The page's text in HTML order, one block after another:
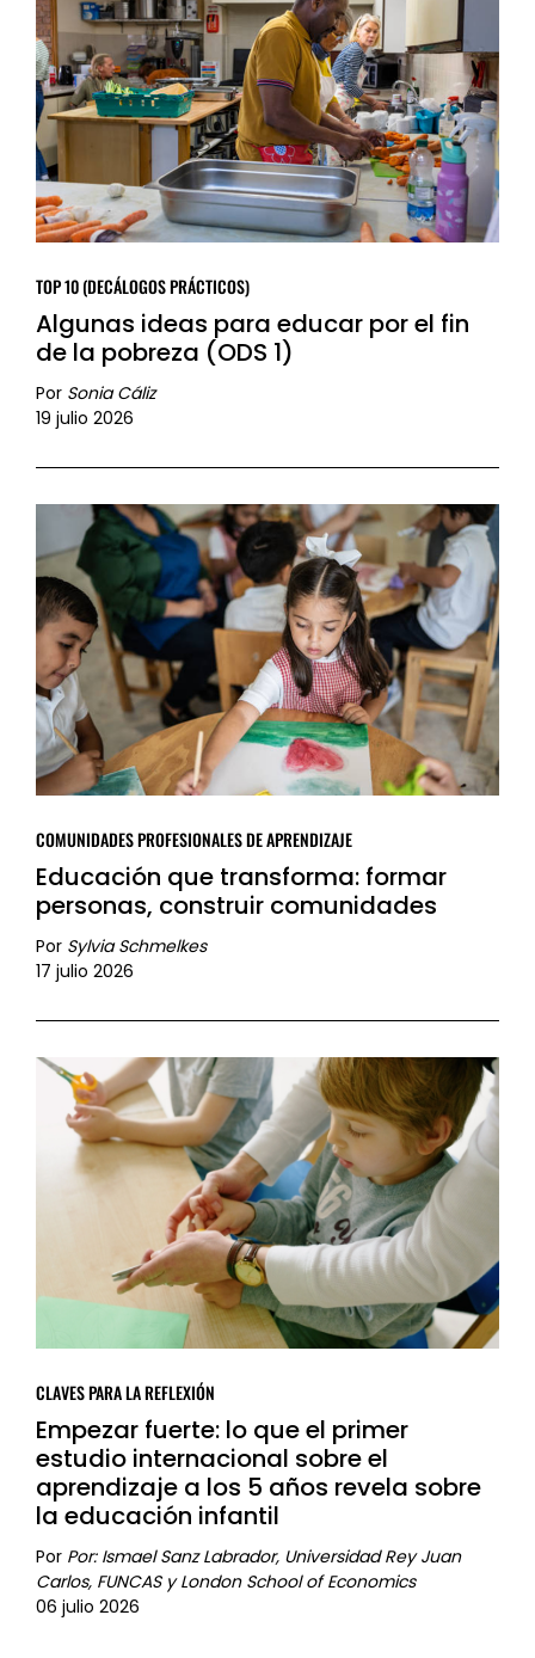
TOP 10 (DECÁLOGOS PRÁCTICOS)
Algunas ideas para educar por el fin
de la pobreza (ODS 1)
Por Sonia Cáliz
19 julio 2026
COMUNIDADES PROFESIONALES DE APRENDIZAJE
Educación que transforma: formar
personas, construir comunidades
Por Sylvia Schmelkes
17 julio 2026
CLAVES PARA LA REFLEXIÓN
Empezar fuerte: lo que el primer
estudio internacional sobre el
aprendizaje a los 5 años revela sobre
la educación infantil
Por Por: Ismael Sanz Labrador, Universidad Rey Juan
Carlos, FUNCAS y London School of Economics
06 julio 2026